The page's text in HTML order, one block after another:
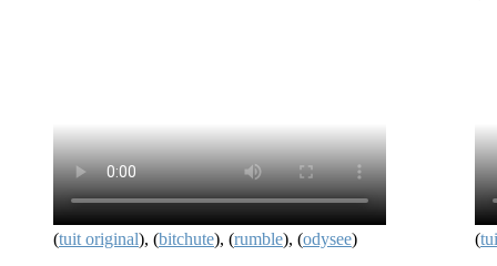
(tuit original), (bitchute), (rumble), (odysee) (